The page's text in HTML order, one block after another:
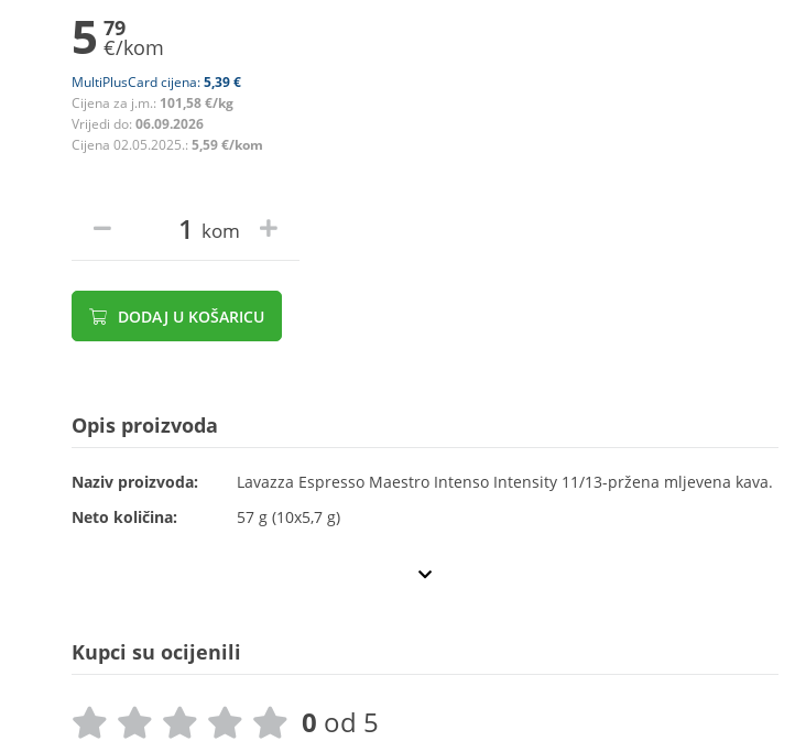
5 79
€/kom
MultiPlusCard cijena:5,39 €
Cijena za j.m.: 101,58 €/kg
Vrijedi do: 06.09.2026
Cijena 02.05.2025.: 5,59 €/kom
kom
DODAJ U KOŠARICU
Opis proizvoda
Naziv proizvoda:
Lavazza Espresso Maestro Intenso Intensity 11/13-pržena mljevena kava.
Neto količina:
57 g (10x5,7 g)
Kupci su ocijenili
0 od 5